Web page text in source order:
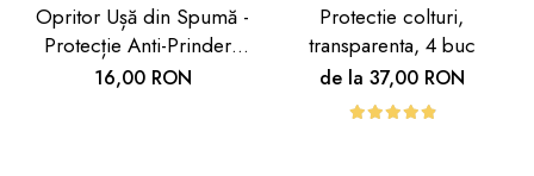
Opritor Ușă din Spumă -
Protecție Anti-Prindere
Degete pentru Copii |
16,00 RON
Protectie colturi,
transparenta, 4 buc
de la 37,00 RON